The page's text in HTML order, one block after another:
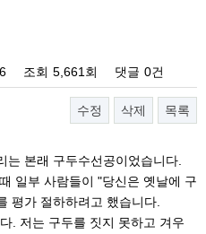
조회 5,661회 댓글 0건
수정 삭제 목록
는 본래 구두수선공이었습니다.
일부 사람들이 "당신은 옛날에 구
평가 절하하려고 했습니다.
. 저는 구두를 짓지 못하고 겨우